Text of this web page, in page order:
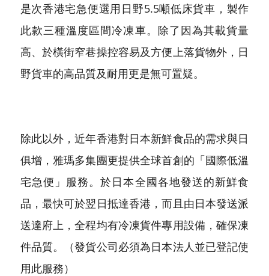
是次香港宅急便選用日野5.5噸低床貨車，製作
此款三種溫度區間冷凍車。除了因為其載貨量
高、於橫街窄巷操控容易及方便上落貨物外，日
野貨車的高品質及耐用更是無可置疑。
除此以外，近年香港對日本新鮮食品的需求與日
俱增，雅瑪多集團更提供全球首創的「國際低溫
宅急便」服務。於日本全國各地發送的新鮮食
品，最快可於翌日抵達香港，而且由日本發送派
送達府上，全程均有冷凍貨件專用設備，確保凍
件品質。（發貨公司必須為日本法人並已登記使
用此服務）